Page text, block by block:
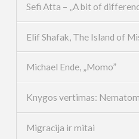
Sefi Atta – „A bit of
Elif Shafak, The Island of
Michael Ende, „Momo”
Knygos vertimas:
Migracija ir mitai